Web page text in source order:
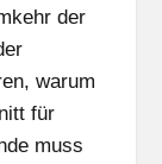
der
warum
für
muss